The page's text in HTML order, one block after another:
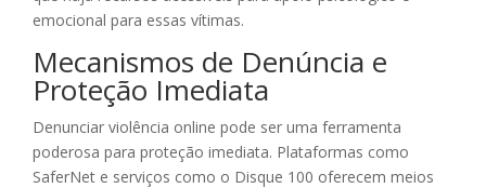
emocional para essas vítimas.
Mecanismos de Denúncia e
Proteção Imediata
Denunciar violência online pode ser uma ferramenta
poderosa para proteção imediata. Plataformas como
SaferNet e serviços como o Disque 100 oferecem meios